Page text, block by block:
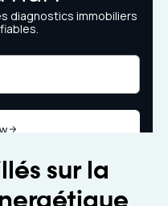
sur la